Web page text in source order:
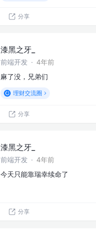
分享
漆黑之牙_
前端开发 · 4年前
麻了没，兄弟们
理财交流圈
分享
漆黑之牙_
前端开发 · 4年前
今天只能靠瑞幸续命了
分享